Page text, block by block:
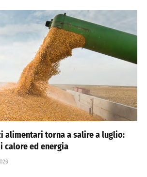
alimentari torna a salire a luglio:
calore ed energia